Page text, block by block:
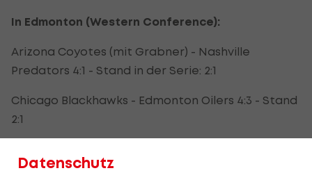
In Edmonton (Western Conference):
Arizona Coyotes (mit Grabner) - Nashville
Predators 4:1 - Stand in der Serie: 2:1
Chicago Blackhawks - Edmonton Oilers 4:3 - Stand
2:1
Datenschutz